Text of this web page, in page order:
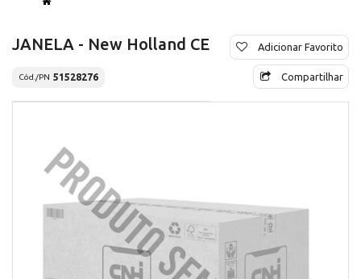
JANELA - New Holland CE
Cód./PN 51528276
Adicionar Favorito
Compartilhar